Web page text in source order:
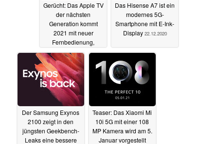
Gerücht: Das Apple TV
der nächsten
Generation kommt
2021 mit neuer
Fernbedienung,
Gaming-Fokus und
starkem SoC23.12.2020
Das Hisense A7 ist ein
modernes 5G-
Smartphone mit E-Ink-
Display 22.12.2020
Der Samsung Exynos
2100 zeigt in den
jüngsten Geekbench-
Leaks eine bessere
Teaser: Das Xiaomi Mi
10i 5G mit einer 108
MP Kamera wird am 5.
Januar vorgestellt